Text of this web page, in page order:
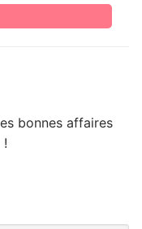
bonnes affaires
!